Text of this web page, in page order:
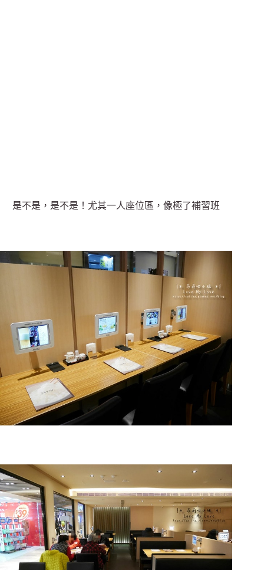
是不是，是不是！尤其一人座位區，像極了補習班